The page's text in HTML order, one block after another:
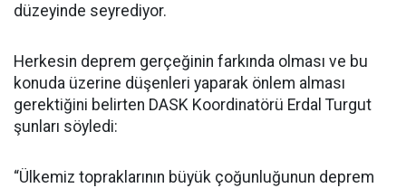
düzeyinde seyrediyor.
Herkesin deprem gerçeğinin farkında olması ve bu
konuda üzerine düşenleri yaparak önlem alması
gerektiğini belirten DASK Koordinatörü Erdal Turgut
şunları söyledi:
“Ülkemiz topraklarının büyük çoğunluğunun deprem